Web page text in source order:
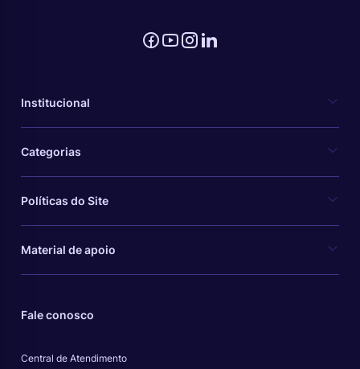
Institucional
Categorias
Políticas do Site
Material de apoio
Fale conosco
Central de Atendimento